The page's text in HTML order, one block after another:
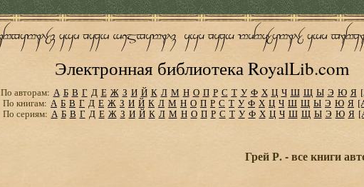
Электронная библиотека RoyalLib.com
По авторам: А Б В Г Д Е Ж З И Й К Л М Н О П Р С Т У Ф Х Ц Ч Ш Щ Ы Э Ю Я
По книгам: А Б В Г Д Е Ж З И Й К Л М Н О П Р С Т У Ф Х Ц Ч Ш Щ Ы Э Ю Я
По сериям: А Б В Г Д Е Ж З И Й К Л М Н О П Р С Т У Ф Х Ц Ч Ш Щ Ы Э Ю Я
Грей Р. - все книги